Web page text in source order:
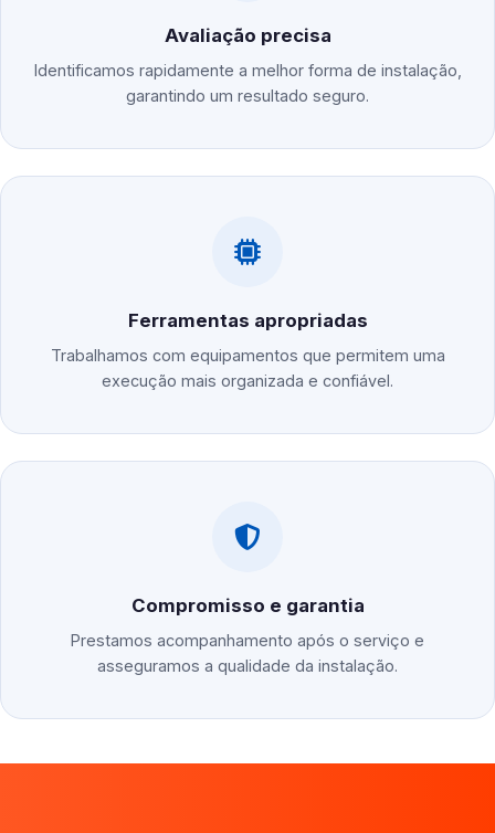
Avaliação precisa
Identificamos rapidamente a melhor forma de instalação,
garantindo um resultado seguro.
Ferramentas apropriadas
Trabalhamos com equipamentos que permitem uma
execução mais organizada e confiável.
Compromisso e garantia
Prestamos acompanhamento após o serviço e
asseguramos a qualidade da instalação.